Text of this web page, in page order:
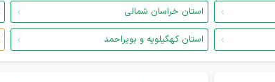
استان خراسان شمالی
استان کهگیلویه و بویراحمد